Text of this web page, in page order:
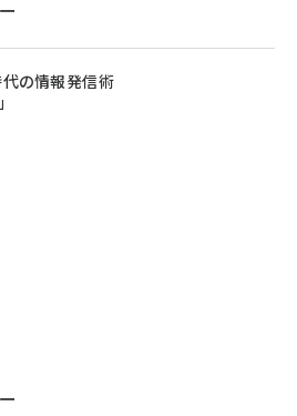
代の情報発信術